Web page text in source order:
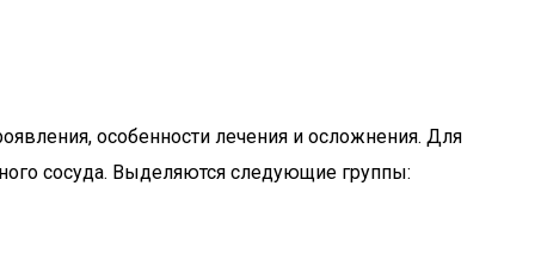
особенности лечения и осложнения. Для
сосуда. Выделяются следующие группы: